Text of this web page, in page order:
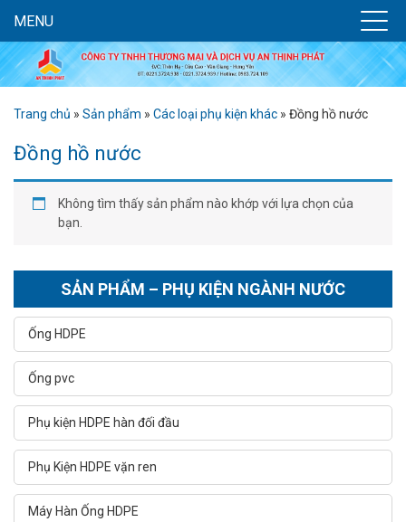
MENU
Trang chủ » Sản phẩm » Các loại phụ kiện khác » Đồng hồ nước
Đồng hồ nước
Không tìm thấy sản phẩm nào khớp với lựa chọn của
bạn.
SẢN PHẨM – PHỤ KIỆN NGÀNH NƯỚC
Ống HDPE
Ống pvc
Phụ kiện HDPE hàn đối đầu
Phụ Kiện HDPE vặn ren
Máy Hàn Ống HDPE